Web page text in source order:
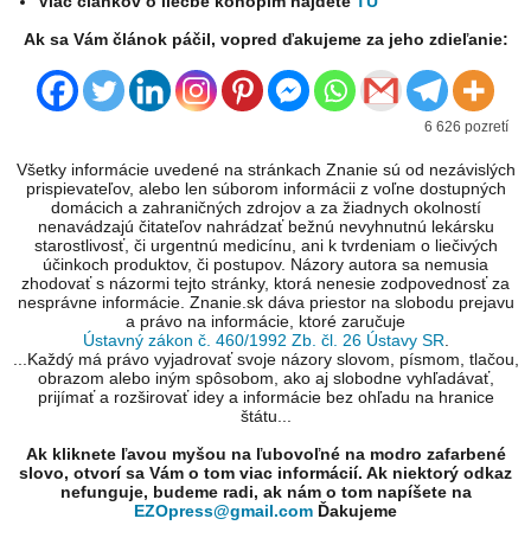
Ak sa Vám článok páčil, vopred ďakujeme za jeho zdieľanie:
6 626 pozretí
Všetky informácie uvedené na stránkach Znanie sú od nezávislých
prispievateľov, alebo len súborom informácii z voľne dostupných
domácich a zahraničných zdrojov a za žiadnych okolností
nenavádzajú čitateľov nahrádzať bežnú nevyhnutnú lekársku
starostlivosť, či urgentnú medicínu, ani k tvrdeniam o liečivých
účinkoch produktov, či postupov. Názory autora sa nemusia
zhodovať s názormi tejto stránky, ktorá nenesie zodpovednosť za
nesprávne informácie. Znanie.sk dáva priestor na slobodu prejavu
a právo na informácie, ktoré zaručuje
Ústavný zákon č. 460/1992 Zb. čl. 26 Ústavy SR
...Každý má právo vyjadrovať svoje názory slovom, písmom, tlačou,
obrazom alebo iným spôsobom, ako aj slobodne vyhľadávať,
prijímať a rozširovať idey a informácie bez ohľadu na hranice
štátu...
Ak kliknete ľavou myšou na ľubovoľné na modro zafarbené
slovo, otvorí sa Vám o tom viac informácií. Ak niektorý odkaz
nefunguje, budeme radi, ak nám o tom napíšete na
EZOpress@gmail.com Ďakujeme